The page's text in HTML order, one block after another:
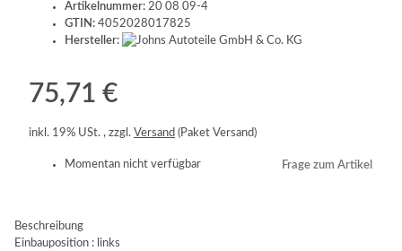
Artikelnummer: 20 08 09-4
GTIN: 4052028017825
Hersteller:
75,71 €
inkl. 19% USt. , zzgl. Versand (Paket Versand)
Momentan nicht verfügbar Frage zum Artikel
Beschreibung
Einbauposition : links